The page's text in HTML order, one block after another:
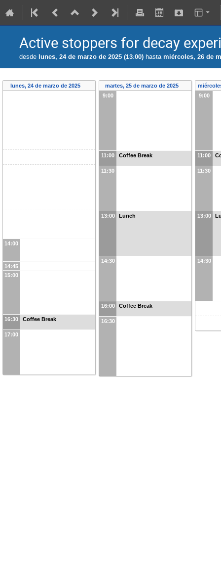
Active stoppers for decay
desde lunes, 24 de marzo de 2025 (13:00) hastamiércoles, 26 de
lunes, 24 de marzo de 2025
14:00
14:45
15:00
16:30 Coffee Break
17:00
martes, 25 de marzo de 2025
9:00
11:00 Coffee Break
11:30
13:00 Lunch
14:30
16:00 Coffee Break
16:30
9:00
11:00
11:30
13:00
14:30